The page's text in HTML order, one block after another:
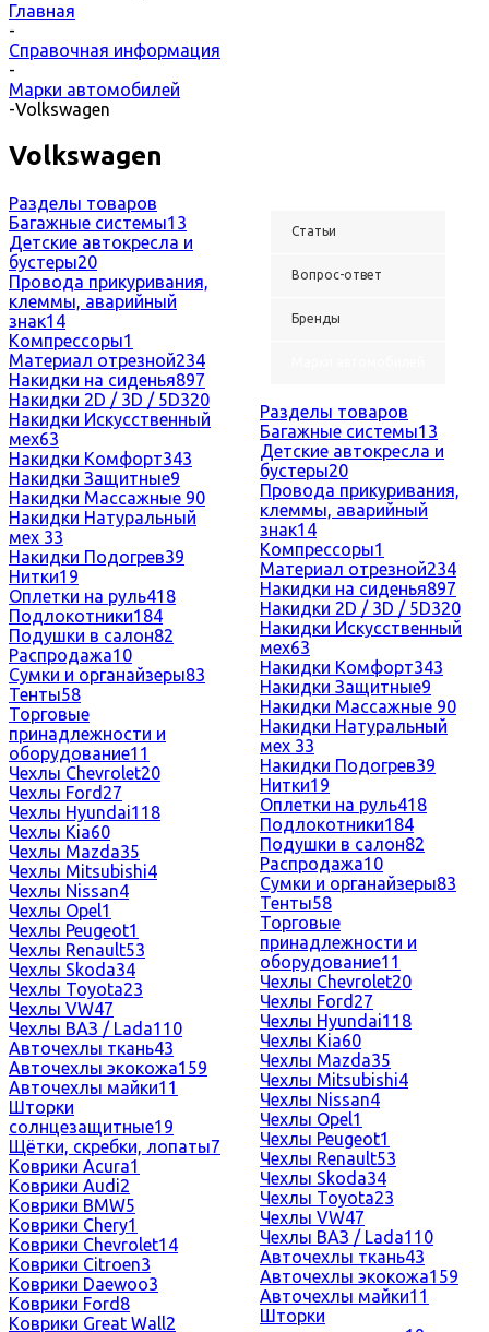
Главная
-
Справочная информация
-
Марки автомобилей
-Volkswagen
Volkswagen
Разделы товаров
Багажные системы13
Детские автокресла и
бустеры20
Провода прикуривания,
клеммы, аварийный
знак14
Компрессоры1
Материал отрезной234
Накидки на сиденья897
Накидки 2D / 3D / 5D320
Накидки Искусственный
мех63
Накидки Комфорт343
Накидки Защитные9
Накидки Массажные 90
Накидки Натуральный
мех 33
Накидки Подогрев39
Нитки19
Оплетки на руль418
Подлокотники184
Подушки в салон82
Распродажа10
Сумки и органайзеры83
Тенты58
Торговые
принадлежности и
оборудование11
Чехлы Chevrolet20
Чехлы Ford 27
Чехлы Hyundai118
Чехлы Kia60
Чехлы Mazda35
Чехлы Mitsubishi4
Чехлы Nissan4
Чехлы Opel1
Чехлы Peugeot1
Чехлы Renault53
Чехлы Skoda34
Чехлы Toyota23
Чехлы VW47
Чехлы ВАЗ / Lada110
Авточехлы ткань43
Авточехлы экокожа159
Авточехлы майки11
Шторки
солнцезащитные19
Щётки, скребки, лопаты7
Коврики Acura1
Коврики Audi2
Коврики BMW5
Коврики Chery1
Коврики Chevrolet14
Коврики Citroen3
Коврики Daewoo3
Коврики Ford 8
Коврики Great Wall2
Статьи
Вопрос-ответ
Бренды
Разделы товаров
Багажные системы13
Детские автокресла и
бустеры20
Провода прикуривания,
клеммы, аварийный
знак14
Компрессоры1
Материал отрезной234
Накидки на сиденья897
Накидки 2D / 3D / 5D320
Накидки Искусственный
мех63
Накидки Комфорт343
Накидки Защитные9
Накидки Массажные 90
Накидки Натуральный
мех 33
Накидки Подогрев39
Нитки19
Оплетки на руль418
Подлокотники184
Подушки в салон82
Распродажа10
Сумки и органайзеры83
Тенты58
Торговые
принадлежности и
оборудование11
Чехлы Chevrolet20
Чехлы Ford 27
Чехлы Hyundai118
Чехлы Kia60
Чехлы Mazda35
Чехлы Mitsubishi4
Чехлы Nissan4
Чехлы Opel1
Чехлы Peugeot1
Чехлы Renault53
Чехлы Skoda34
Чехлы Toyota23
Чехлы VW47
Чехлы ВАЗ / Lada110
Авточехлы ткань43
Авточехлы экокожа159
Авточехлы майки11
Шторки